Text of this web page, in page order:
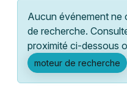
Manifestations
Foires & salons
Marseille
Mulhouse
Montpellier
Aucun événement ne
de recherche.
proximité ci-dessous
moteur de recherche